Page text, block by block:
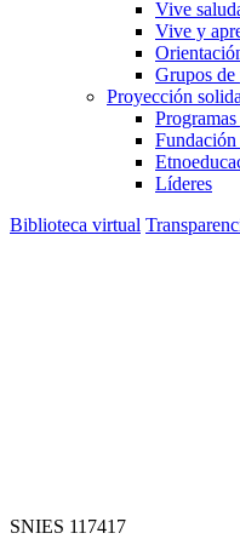
Vive
Vive y
Grupos
Proyección
Líderes
Biblioteca virtual
SNIES 117417